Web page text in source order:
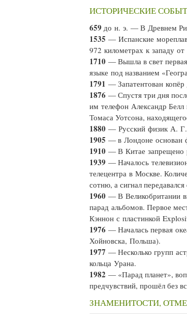
ИСТОРИЧЕСКИЕ
659 до н. э. — В Древнем
1535 — Испанские
972 километрах к западу от
1710 — Вышла в свет первая
языке под названием
1791 — Запатентован копёр
1876 — Спустя три дня
им телефон Александр Белл
Томаса Уотсона,
1880 — Русский физик А. Г.
1905 — в Лондоне основан
1910 — В Китае запрещено
1939 — Началось
телецентра в Москве.
сотню, а сигнал
1960 — В Великобритании
парад альбомов. Первое
Кэннон с пластинкой
1976 — Началась первая
Хойновска, Польша).
1977 — Несколько групп
кольца Урана.
1982 — «Парад планет»,
предчувствий, прошёл без
ЗНАМЕНИТОСТИ,